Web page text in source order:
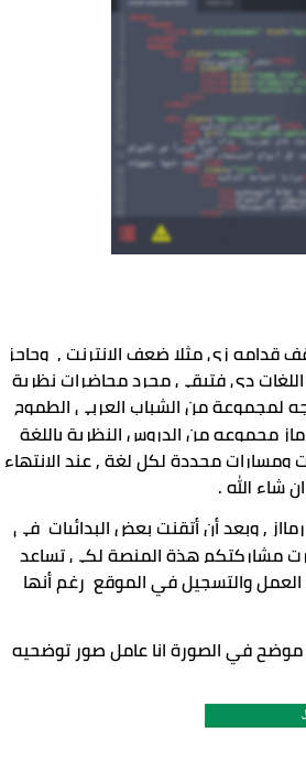
اللغة الانجليزية كأهم نقط سوداء تواجه الشباب , و لو لقيت موقع عربى بيقدم اللغات دى فتبقى مجرد محاضرات نظرية
عبر اليوتيوب لا تساعد في مجملها على تعلم البرمجة بشكل عملي  , ولهذا أوجه لمجموعة من الشباب العربي الطموح
شاء الله .
أنا شخصيا جربت هذة المنصة وبعد بحث طوييل بصراحه لم أجد أفضل من منصة رمااز , وبعد أن أتقنت بعض البدائيات  في
, ولاحظت تطور ملحوظ في المستوى الشخصى بتاعى قررت مشاركتكم هذة المنصة لكى تساعد
ستجد واجهة الموقع كما هو موضح في الصورة انا عامل صور توضحيه